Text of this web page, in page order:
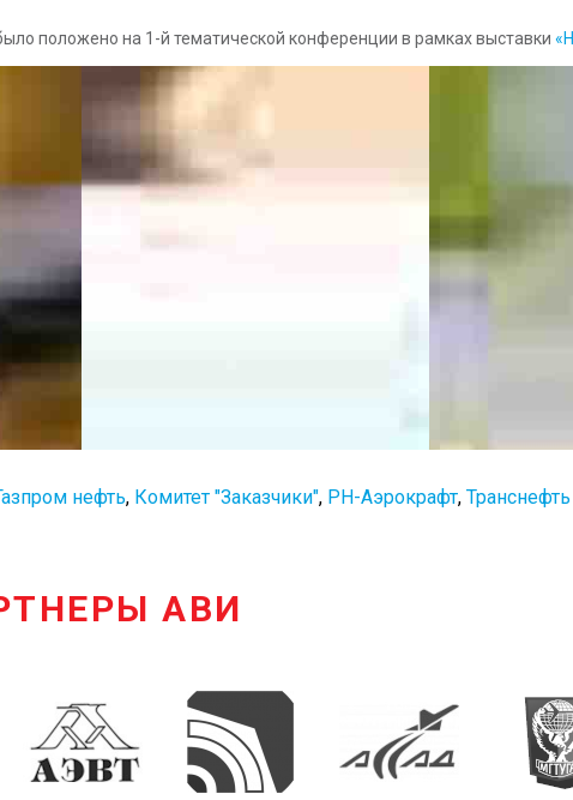
положено на 1-й тематической конференции в рамках выставки
нефть, Комитет "Заказчики", РН-Аэрокрафт, Транснефть
АВИ